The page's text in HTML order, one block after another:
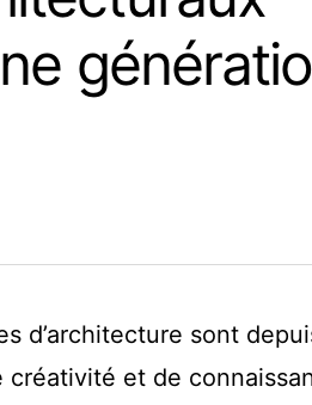
d’architecture sont
créativité et de